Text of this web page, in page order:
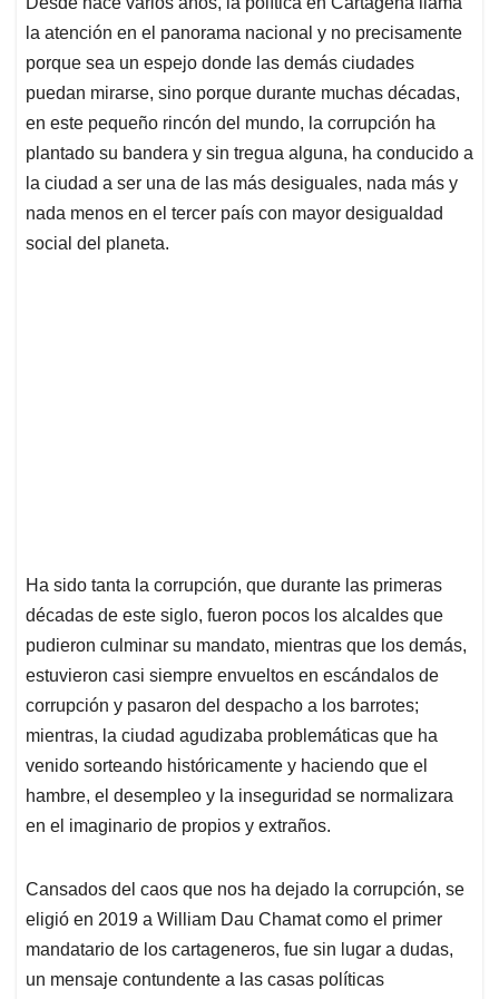
s
A
p
p
b
o
o
k
e
d
I
n
l
a
d
s
la atención en el panorama nacional y no precisamente
porque sea un espejo donde las demás ciudades
puedan mirarse, sino porque durante muchas décadas,
en este pequeño rincón del mundo, la corrupción ha
plantado su bandera y sin tregua alguna, ha conducido a
la ciudad a ser una de las más desiguales, nada más y
nada menos en el tercer país con mayor desigualdad
social del planeta.
Ha sido tanta la corrupción, que durante las primeras
décadas de este siglo, fueron pocos los alcaldes que
pudieron culminar su mandato, mientras que los demás,
estuvieron casi siempre envueltos en escándalos de
corrupción y pasaron del despacho a los barrotes;
mientras, la ciudad agudizaba problemáticas que ha
venido sorteando históricamente y haciendo que el
hambre, el desempleo y la inseguridad se normalizara
en el imaginario de propios y extraños.
Cansados del caos que nos ha dejado la corrupción, se
eligió en 2019 a William Dau Chamat como el primer
mandatario de los cartageneros, fue sin lugar a dudas,
un mensaje contundente a las casas políticas